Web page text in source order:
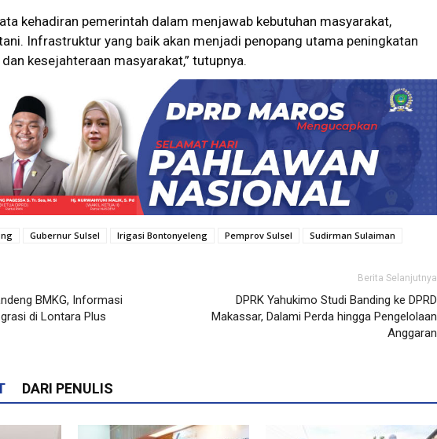
kehadiran pemerintah dalam menjawab kebutuhan masyarakat,
Infrastruktur yang baik akan menjadi penopang utama peningkatan
kesejahteraan masyarakat,” tutupnya.
Gubernur Sulsel Irigasi Bontonyeleng Pemprov Sulsel Sudirman Sulaiman
BMKG, Informasi
di Lontara Plus
Berita Selanjutnya
DPRK Yahukimo Studi Banding ke DPRD
Makassar, Dalami Perda hingga Pengelolaan
Anggaran
DARI PENULIS